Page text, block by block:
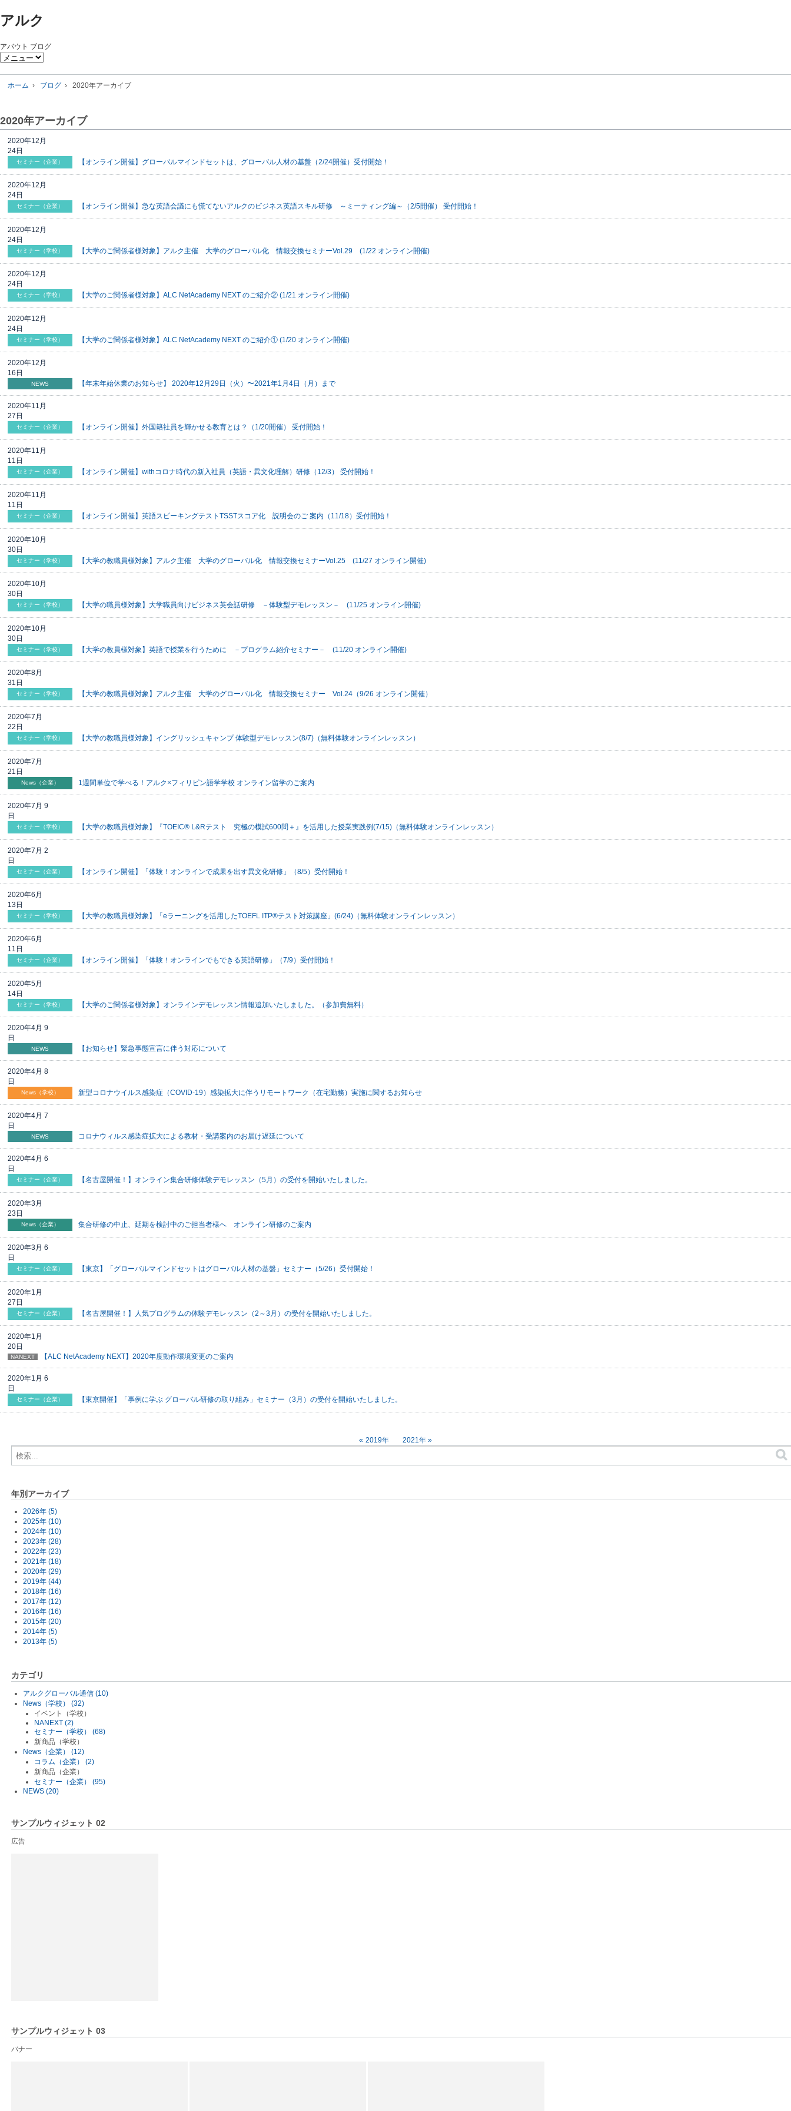
アルク
アバウト ブログ
ホーム ブログ 2020年アーカイブ
2020年アーカイブ
2020年12月
24日
セミナー（企業） 【オンライン開催】グローバルマインドセットは、グローバル人材の基盤（2/24開催）受付開始！
2020年12月
24日
セミナー（企業） 【オンライン開催】急な英語会議にも慌てないアルクのビジネス英語スキル研修 ～ミーティング編～（2/5開催） 受付開始！
2020年12月
24日
セミナー（学校） 【大学のご関係者様対象】アルク主催 大学のグローバル化 情報交換セミナーVol.29 (1/22 オンライン開催)
2020年12月
24日
セミナー（学校） 【大学のご関係者様対象】ALC NetAcademy NEXT のご紹介② (1/21 オンライン開催)
2020年12月
24日
セミナー（学校） 【大学のご関係者様対象】ALC NetAcademy NEXT のご紹介① (1/20 オンライン開催)
2020年12月
16日
NEWS 【年末年始休業のお知らせ】 2020年12月29日（火）〜2021年1月4日（月）まで
2020年11月
27日
セミナー（企業） 【オンライン開催】外国籍社員を輝かせる教育とは？（1/20開催） 受付開始！
2020年11月
11日
セミナー（企業） 【オンライン開催】withコロナ時代の新入社員（英語・異文化理解）研修（12/3） 受付開始！
2020年11月
11日
セミナー（企業） 【オンライン開催】英語スピーキングテストTSSTスコア化 説明会のご 案内（11/18）受付開始！
2020年10月
30日
セミナー（学校） 【大学の教職員様対象】アルク主催 大学のグローバル化 情報交換セミナーVol.25 (11/27 オンライン開催)
2020年10月
30日
セミナー（学校） 【大学の職員様対象】大学職員向けビジネス英会話研修 －体験型デモレッスン－ (11/25 オンライン開催)
2020年10月
30日
セミナー（学校） 【大学の教員様対象】英語で授業を行うために －プログラム紹介セミナー－ (11/20 オンライン開催)
2020年8月
31日
セミナー（学校） 【大学の教職員様対象】アルク主催 大学のグローバル化 情報交換セミナー Vol.24（9/26 オンライン開催）
2020年7月
22日
セミナー（学校） 【大学の教職員様対象】イングリッシュキャンプ 体験型デモレッスン(8/7)（無料体験オンラインレッスン）
2020年7月
21日
News（企業） 1週間単位で学べる！アルク×フィリピン語学学校 オンライン留学のご案内
2020年7月 9
日
セミナー（学校） 【大学の教職員様対象】『TOEIC® L&Rテスト 究極の模試600問＋』を活用した授業実践例(7/15)（無料体験オンラインレッスン）
2020年7月 2
日
セミナー（企業） 【オンライン開催】「体験！オンラインで成果を出す異文化研修」（8/5）受付開始！
2020年6月
13日
セミナー（学校） 【大学の教職員様対象】「eラーニングを活用したTOEFL ITP®テスト対策講座」(6/24)（無料体験オンラインレッスン）
2020年6月
11日
セミナー（企業） 【オンライン開催】「体験！オンラインでもできる英語研修」（7/9）受付開始！
2020年5月
14日
セミナー（学校） 【大学のご関係者様対象】オンラインデモレッスン情報追加いたしました。（参加費無料）
2020年4月 9
日
NEWS 【お知らせ】緊急事態宣言に伴う対応について
2020年4月 8
日
News（学校） 新型コロナウイルス感染症（COVID-19）感染拡大に伴うリモートワーク（在宅勤務）実施に関するお知らせ
2020年4月 7
日
NEWS コロナウィルス感染症拡大による教材・受講案内のお届け遅延について
2020年4月 6
日
セミナー（企業） 【名古屋開催！】オンライン集合研修体験デモレッスン（5月）の受付を開始いたしました。
2020年3月
23日
News（企業） 集合研修の中止、延期を検討中のご担当者様へ オンライン研修のご案内
2020年3月 6
日
セミナー（企業） 【東京】「グローバルマインドセットはグローバル人材の基盤」セミナー（5/26）受付開始！
2020年1月
27日
セミナー（企業） 【名古屋開催！】人気プログラムの体験デモレッスン（2～3月）の受付を開始いたしました。
2020年1月
20日
NANEXT 【ALC NetAcademy NEXT】2020年度動作環境変更のご案内
2020年1月 6
日
セミナー（企業） 【東京開催】「事例に学ぶ グローバル研修の取り組み」セミナー（3月）の受付を開始いたしました。
2019年 2021年
年別アーカイブ
2026年 (5)
2025年 (10)
2024年 (10)
2023年 (28)
2022年 (23)
2021年 (18)
2020年 (29)
2019年 (44)
2018年 (16)
2017年 (12)
2016年 (16)
2015年 (20)
2014年 (5)
2013年 (5)
カテゴリ
アルクグローバル通信 (10)
News（学校） (32)
イベント（学校）
NANEXT (2)
セミナー（学校） (68)
新商品（学校）
News（企業） (12)
コラム（企業） (2)
新商品（企業）
セミナー（企業） (95)
NEWS (20)
サンプルウィジェット 02
広告
サンプルウィジェット 03
バナー